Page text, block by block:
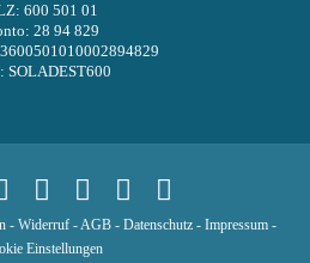
600 501 01
28 94 829
SOLADEST600
- Widerruf-AGB- Datenschutz- Impressum-
Einstellungen